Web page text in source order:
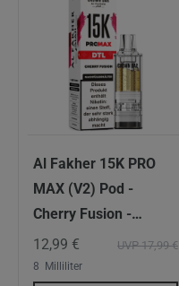
Al Fakher 15K PRO
MAX (V2) Pod -
Cherry Fusion -
6mg/ml Nikotingehalt
- DTL
UVP 17,99 €
12,99 €
8 Milliliter